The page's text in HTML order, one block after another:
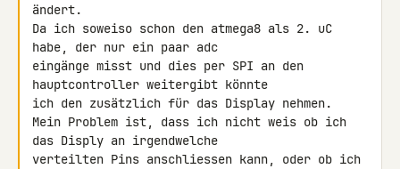
ändert.
Da ich soweiso schon den atmega8 als 2. uC
habe, der nur ein paar adc
eingänge misst und dies per SPI an den
hauptcontroller weitergibt könnte
ich den zusätzlich für das Display nehmen.
Mein Problem ist, dass ich nicht weis ob ich
das Disply an irgendwelche
verteilten Pins anschliessen kann, oder ob ich